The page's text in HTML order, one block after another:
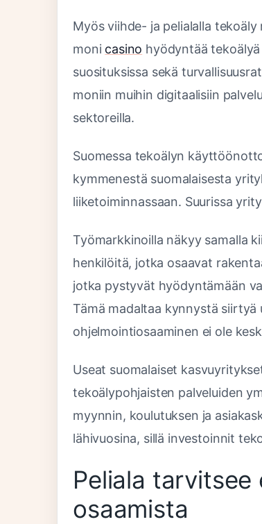
Myös viihde- ja pelialalla
moni casino hyödyntää
suosituksissa sekä
moniin muihin digitaalisiin
sektoreilla.
Suomessa tekoälyn
kymmenestä suomalaisesta
liiketoiminnassaan. Suurissa
Työmarkkinoilla näkyy samalla
henkilöitä, jotka osaavat
jotka pystyvät hyödyntämään
Tämä madaltaa kynnystä siirtyä
ohjelmointiosaaminen ei ole
Useat suomalaiset
tekoälypohjaisten palveluiden
myynnin, koulutuksen ja
lähivuosina, sillä investoinnit
Peliala tarvitsee
osaamista